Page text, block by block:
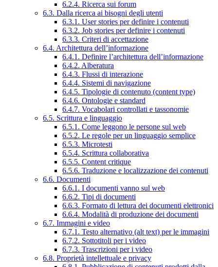
6.2.4. Ricerca sui forum
6.3. Dalla ricerca ai bisogni degli utenti
6.3.1. User stories per definire i contenuti
6.3.2. Job stories per definire i contenuti
6.3.3. Criteri di accettazione
6.4. Architettura dell’informazione
6.4.1. Definire l’architettura dell’informazione
6.4.2. Alberatura
6.4.3. Flussi di interazione
6.4.4. Sistemi di navigazione
6.4.5. Tipologie di contenuto (content type)
6.4.6. Ontologie e standard
6.4.7. Vocabolari controllati e tassonomie
6.5. Scrittura e linguaggio
6.5.1. Come leggono le persone sul web
6.5.2. Le regole per un linguaggio semplice
6.5.3. Microtesti
6.5.4. Scrittura collaborativa
6.5.5. Content critique
6.5.6. Traduzione e localizzazione dei contenuti
6.6. Documenti
6.6.1. I documenti vanno sul web
6.6.2. Tipi di documenti
6.6.3. Formato di lettura dei documenti elettronici
6.6.4. Modalità di produzione dei documenti
6.7. Immagini e video
6.7.1. Testo alternativo (alt text) per le immagini
6.7.2. Sottotitoli per i video
6.7.3. Trascrizioni per i video
6.8. Proprietà intellettuale e privacy